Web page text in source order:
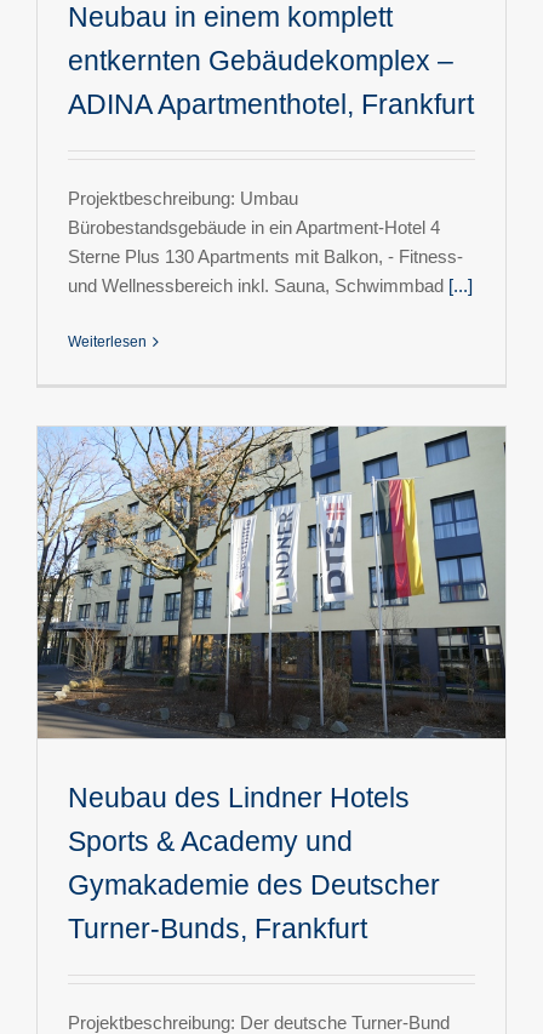
Neubau in einem komplett
entkernten Gebäudekomplex –
ADINA Apartmenthotel, Frankfurt
Projektbeschreibung: Umbau
Bürobestandsgebäude in ein Apartment-Hotel 4
Sterne Plus 130 Apartments mit Balkon, - Fitness-
und Wellnessbereich inkl. Sauna, Schwimmbad [...]
Weiterlesen
Neubau des Lindner Hotels
Sports & Academy und
Gymakademie des Deutscher
Turner-Bunds, Frankfurt
Projektbeschreibung: Der deutsche Turner-Bund